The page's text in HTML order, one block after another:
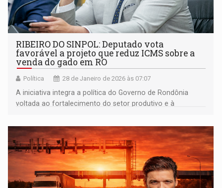
RIBEIRO DO SINPOL: Deputado vota
favorável a projeto que reduz ICMS sobre a
venda do gado em RO
Política 28 de Janeiro de 2026 às 07:07
A iniciativa integra a política do Governo de Rondônia
voltada ao fortalecimento do setor produtivo e à